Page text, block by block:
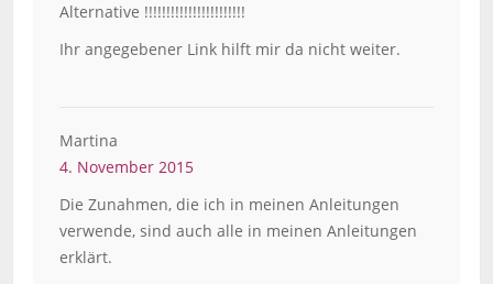
Alternative !!!!!!!!!!!!!!!!!!!!!!!
Ihr angegebener Link hilft mir da nicht weiter.
Martina
4. November 2015
Die Zunahmen, die ich in meinen Anleitungen
verwende, sind auch alle in meinen Anleitungen
erklärt.